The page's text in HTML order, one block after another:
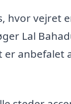
hvor vejret
Lal